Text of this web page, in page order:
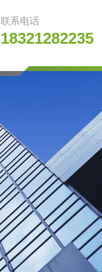
联系电话
18321282235